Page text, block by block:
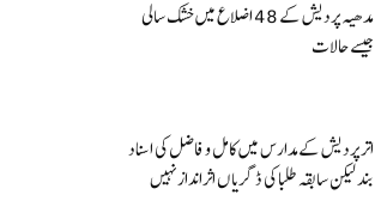
مدھیہ پردیش کے 48 اضلاع میں خشک سالی
جیسے حالات
اتر پردیش کےمدارس میں کامل و فاضل کی اسناد
بند لیکن سابقہ طلبا کی ڈگریا ں اثرانداز نہیں